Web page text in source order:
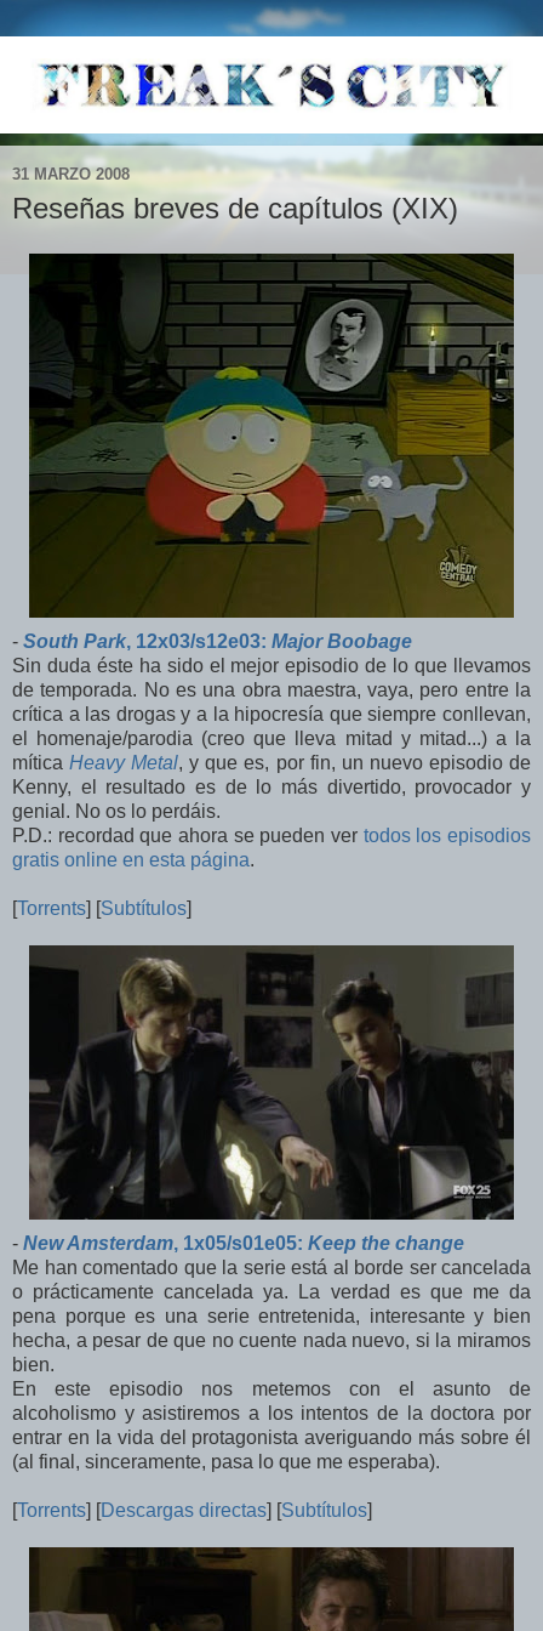
31 MARZO 2008
Reseñas breves de capítulos (XIX)
- South Park, 12x03/s12e03: Major Boobage
Sin duda éste ha sido el mejor episodio de lo que llevamos
de temporada. No es una obra maestra, vaya, pero entre la
crítica a las drogas y a la hipocresía que siempre conllevan,
el homenaje/parodia (creo que lleva mitad y mitad...) a la
míticaHeavy Metal, y que es, por fin, un nuevo episodio de
Kenny, el resultado es de lo más divertido, provocador y
genial. No os lo perdáis.
P.D.: recordad que ahora se pueden ver todos los episodios
gratis online en esta página.
[Torrents] [Subtítulos]
- New Amsterdam, 1x05/s01e05: Keep the change
Me han comentado que la serie está al borde ser cancelada
o prácticamente cancelada ya. La verdad es que me da
pena porque es una serie entretenida, interesante y bien
hecha, a pesar de que no cuente nada nuevo, si la miramos
bien.
En este episodio nos metemos con el asunto de
alcoholismo y asistiremos a los intentos de la doctora por
entrar en la vida del protagonista averiguando más sobre él
(al final, sinceramente, pasa lo que me esperaba).
[Torrents] [Descargas directas] [Subtítulos]